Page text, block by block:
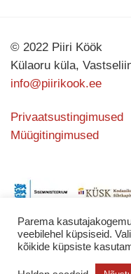
© 2022 Piiri Köök
Külaoru küla,
info@piirikook.ee
Privaatsustingimused
Müügitingimused
Kodulehe valmistas
Parema
veebilehel küpsiseid.
kõikide küpsiste